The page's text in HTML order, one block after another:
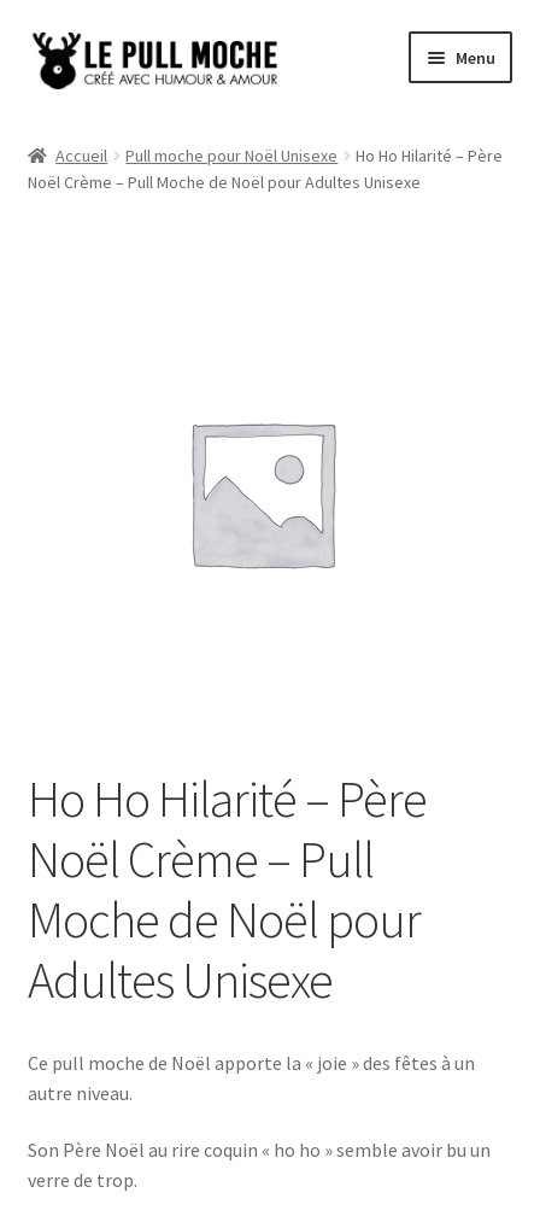
Aller
Aller
au
Menu
Pull Noël Femme
Accueil Pull moche pour Noël Unisexe
Ho Ho Hilarité – Père
Noël Crème – Pull Moche de Noël pour Adultes Unisexe
Ho Ho Hilarité – Père
Noël Crème – Pull
Moche de Noël pour
Adultes Unisexe
Ce pull moche de Noël apporte la « joie » des fêtes à un
autre niveau.
Son Père Noël au rire coquin « ho ho » semble avoir bu un
verre de trop.